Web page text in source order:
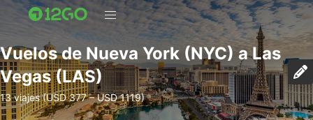
Vuelos de Nueva York (NYC) a Las
Vegas (LAS)
13 viajes (USD 377 – USD 1119)